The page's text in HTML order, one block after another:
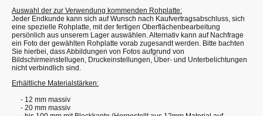
Auswahl der zur Verwendung kommenden Rohplatte:
Jeder Endkunde kann sich auf Wunsch nach Kaufvertragsabschluss, sich
eine spezielle Rohplatte, mit der fertigen Oberflächenbearbeitung
persönlich aus unserem Lager auswählen. Alternativ kann auf Nachfrage
ein Foto der gewählten Rohplatte vorab zugesandt werden. Bitte bachten
Sie hierbei, dass Abbildungen von Fotos aufgrund von
Bildschirmeinstellugen, Druckeinstellungen, Über- und Unterbelichtungen
nicht verbindlich sind.
Erhältliche Materialstärken:
- 12 mm massiv
- 20 mm massiv